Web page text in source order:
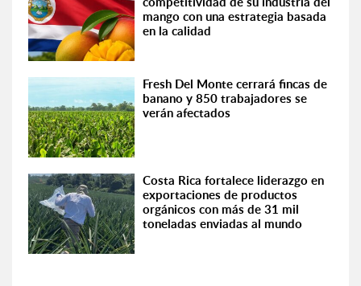
mango con una estrategia basada
en la calidad
Fresh Del Monte cerrará fincas de
banano y 850 trabajadores se
verán afectados
Costa Rica fortalece liderazgo en
exportaciones de productos
orgánicos con más de 31 mil
toneladas enviadas al mundo